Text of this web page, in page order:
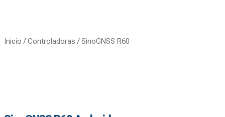
Inicio /Controladoras / SinoGNSS R60